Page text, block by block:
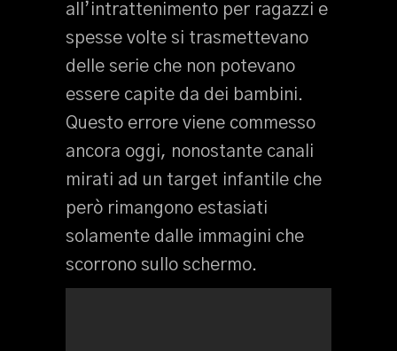
all’intrattenimento per ragazzi e
spesse volte si trasmettevano
delle serie che non potevano
essere capite da dei bambini.
Questo errore viene commesso
ancora oggi, nonostante canali
mirati ad un target infantile che
però rimangono estasiati
solamente dalle immagini che
scorrono sullo schermo.